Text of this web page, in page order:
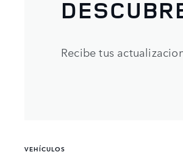
Recibe tus
VEHÍCULOS